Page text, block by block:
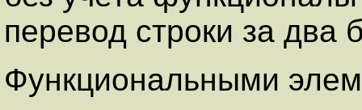
перевод строки за два
Функциональными